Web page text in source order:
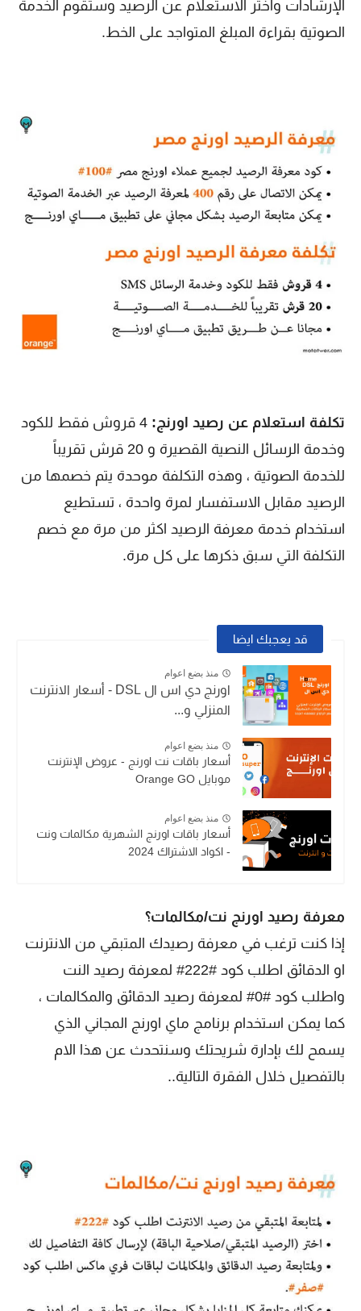
الإرشادات واختر الاستعلام عن الرصيد وستقوم الخدمة
الصوتية بقراءة المبلغ المتواجد على الخط.
تكلفة استعلام عن رصيد اورنج:
4 قروش فقط للكود
وخدمة الرسائل النصية القصيرة و 20 قرش تقريباً
للخدمة الصوتية ، وهذه التكلفة موحدة يتم خصمها من
الرصيد مقابل الاستفسار لمرة واحدة ، تستطيع
استخدام خدمة معرفة الرصيد اكثر من مرة مع خصم
التكلفة التي سبق ذكرها على كل مرة.
قد يعجبك ايضا
منذ بضع اعوام
اورنج دي اس ال DSL - أسعار الانترنت
المنزلي و...
منذ بضع اعوام
أسعار باقات نت اورنج - عروض الإنترنت
موبايل Orange GO
منذ بضع اعوام
أسعار باقات اورنج الشهرية مكالمات ونت
- اكواد الاشتراك 2024
معرفة رصيد اورنج نت/مكالمات؟
إذا كنت ترغب في معرفة رصيدك المتبقي من الانترنت
او الدقائق اطلب كود #222# لمعرفة رصيد النت
واطلب كود #0# لمعرفة رصيد الدقائق والمكالمات ،
كما يمكن استخدام برنامج ماي اورنج المجاني الذي
يسمح لك بإدارة شريحتك وسنتحدث عن هذا الام
بالتفصيل خلال الفقرة التالية..